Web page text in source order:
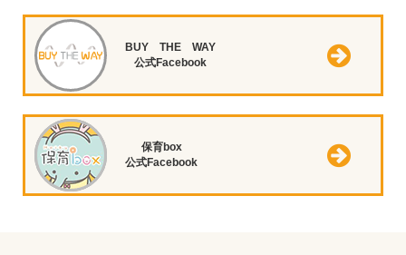
BUY THE WAY
公式Facebook
保育box
公式Facebook